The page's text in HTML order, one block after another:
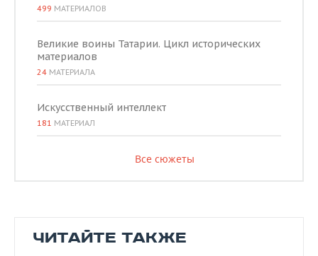
499 МАТЕРИАЛОВ
Великие воины Татарии. Цикл исторических
материалов
24 МАТЕРИАЛА
Искусственный интеллект
181 МАТЕРИАЛ
Все сюжеты
ЧИТАЙТЕ ТАКЖЕ